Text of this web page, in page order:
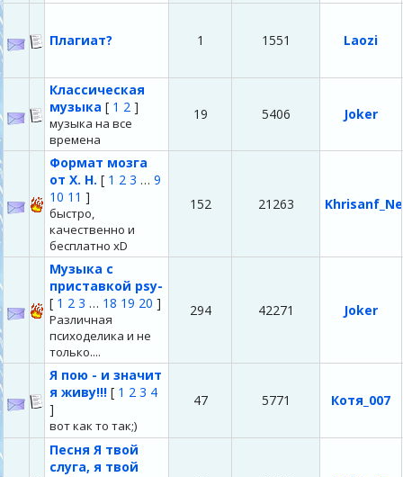
Плагиат? 1 1551 Laozi
Классическая
музыка [ 1 2 ]
музыка на все
времена
19 5406 Joker
Формат мозга
от Х. Н. [ 1 2 3 … 9
10 11 ]
быстро,
качественно и
бесплатно xD
152 21263
Музыка с
приставкой psy-
[ 1 2 3 … 18 19 20 ]
Различная
психоделика и не
только....
294 42271 Joker
Я пою - и значит
я живу!!! [ 1 2 3 4
]
вот как то так;)
47 5771 Котя_007
Песня Я твой
слуга, я твой